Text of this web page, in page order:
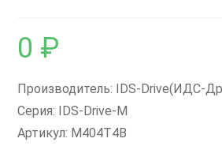
0 ₽
Производитель: IDS-Drive(ИДС-
Серия: IDS-Drive-M
Артикул: M404T4B